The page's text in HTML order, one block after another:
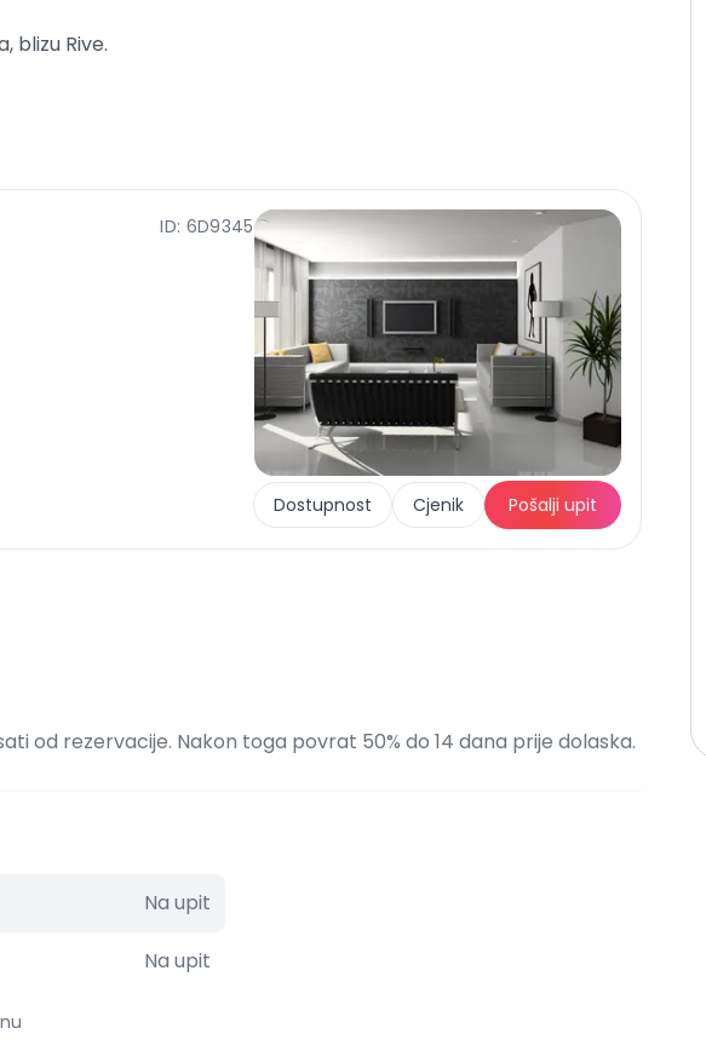
blizu Rive.
ID: 6D9345
Dostupnost Cjenik Pošalji upit
od rezervacije. Nakon toga povrat 50% do 14 dana prije dolaska.
Na upit
Na upit